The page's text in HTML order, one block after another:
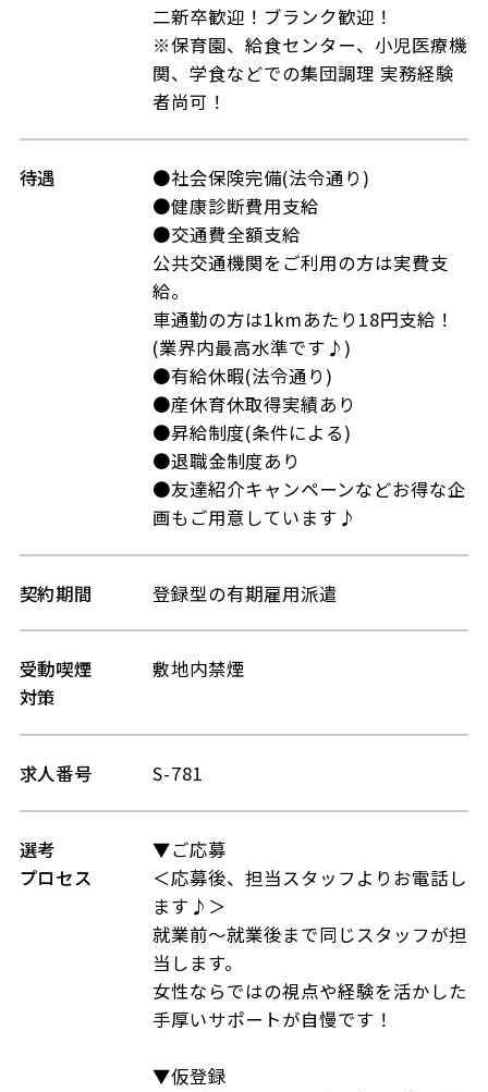
二新卒歓迎！ブランク歓迎！
※保育園、給食センター、小児医療機
関、学食などでの集団調理 実務経験
者尚可！
待遇
●社会保険完備(法令通り)
●健康診断費用支給
●交通費全額支給
公共交通機関をご利用の方は実費支
給。
車通勤の方は1kmあたり18円支給！
(業界内最高水準です♪)
●有給休暇(法令通り)
●産休育休取得実績あり
●昇給制度(条件による)
●退職金制度あり
●友達紹介キャンペーンなどお得な企
画もご用意しています♪
契約期間 登録型の有期雇用派遣
受動喫煙
対策
敷地内禁煙
求人番号 S-781
選考
プロセス
▼ご応募
＜応募後、担当スタッフよりお電話し
ます♪＞
就業前～就業後まで同じスタッフが担
当します。
女性ならではの視点や経験を活かした
手厚いサポートが自慢です！
▼仮登録